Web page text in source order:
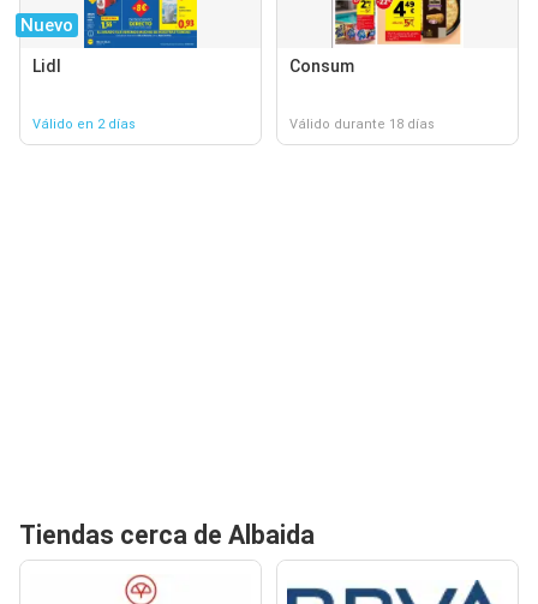
Nuevo
Lidl
Válido en 2 días
Consum
Válido durante 18 días
Tiendas cerca de Albaida